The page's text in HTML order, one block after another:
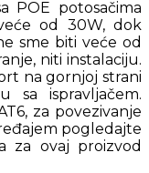
POE potosačima
od 30W, dok
sme biti veće od
niti instalaciju.
na gornjoj strani
sa ispravljačem.
za povezivanje
pogledajte
za ovaj proizvod